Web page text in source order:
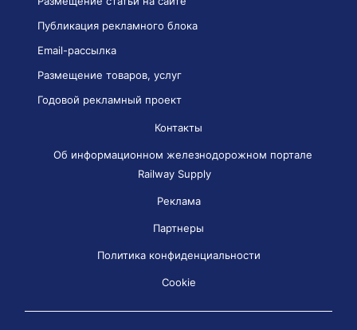
Публикация рекламного блока
Email-рассылка
Размещение товаров, услуг
Годовой рекламный проект
Контакты
Об информационном железнодорожном портале
Railway Supply
Реклама
Партнеры
Политика конфиденциальности
Cookie